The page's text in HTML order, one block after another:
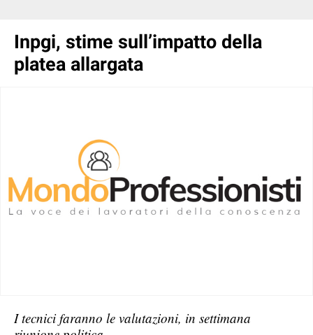
Inpgi, stime sull’impatto della
platea allargata
I tecnici faranno le valutazioni, in settimana